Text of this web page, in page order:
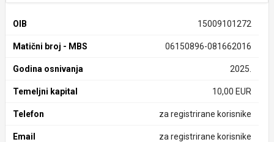
OIB 15009101272
Matični broj - MBS 06150896-081662016
Godina osnivanja 2025.
Temeljni kapital 10,00 EUR
Telefon za registrirane korisnike
Email za registrirane korisnike